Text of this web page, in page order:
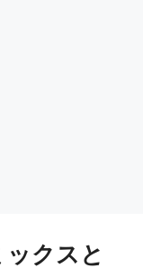
クスと